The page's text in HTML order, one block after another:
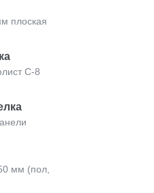
плоская
С-8
мм (пол,